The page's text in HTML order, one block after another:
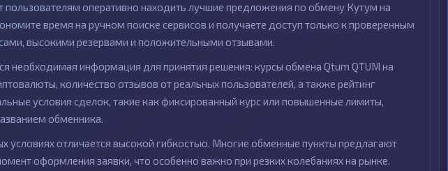
оперативно находить лучшие предложения по обмену Кутум на
время на ручном поиске сервисов и получаете доступ только к проверенным
высокими резервами и положительными отзывами.
необходимая информация для принятия решения: курсы обмена Qtum QTUM на
количество отзывов от реальных пользователей, а также рейтинг
условия сделок, такие как фиксированный курс или повышенные лимиты,
обменника.
условиях отличается высокой гибкостью. Многие обменные пункты предлагают
оформления заявки, что особенно важно при резких колебаниях на рынке.